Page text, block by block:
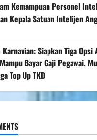
Kemampuan Personel
Kepala Satuan Intelijen
Siapkan Tiga Opsi
Bayar Gaji Pegawai,
Top Up TKD